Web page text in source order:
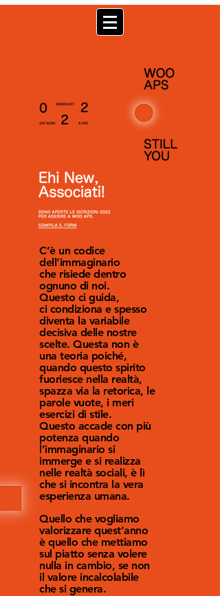
​​C’è un codice
dell’immaginario
che risiede dentro
ognuno di noi.
Questo ci guida,
ci condiziona e spesso
diventa la variabile
decisiva delle nostre
scelte. Questa non è
una teoria poiché,
quando questo spirito
fuoriesce nella realtà,
spazza via la retorica, le
parole vuote, i meri
esercizi di stile.
Questo accade con più
potenza quando
l’immaginario si
immerge e si realizza
nelle realtà sociali, è lì
che si incontra la vera
esperienza umana.
Quello che vogliamo
valorizzare quest’anno
è quello che mettiamo
sul piatto senza volere
nulla in cambio, se non
il valore incalcolabile
che si genera.